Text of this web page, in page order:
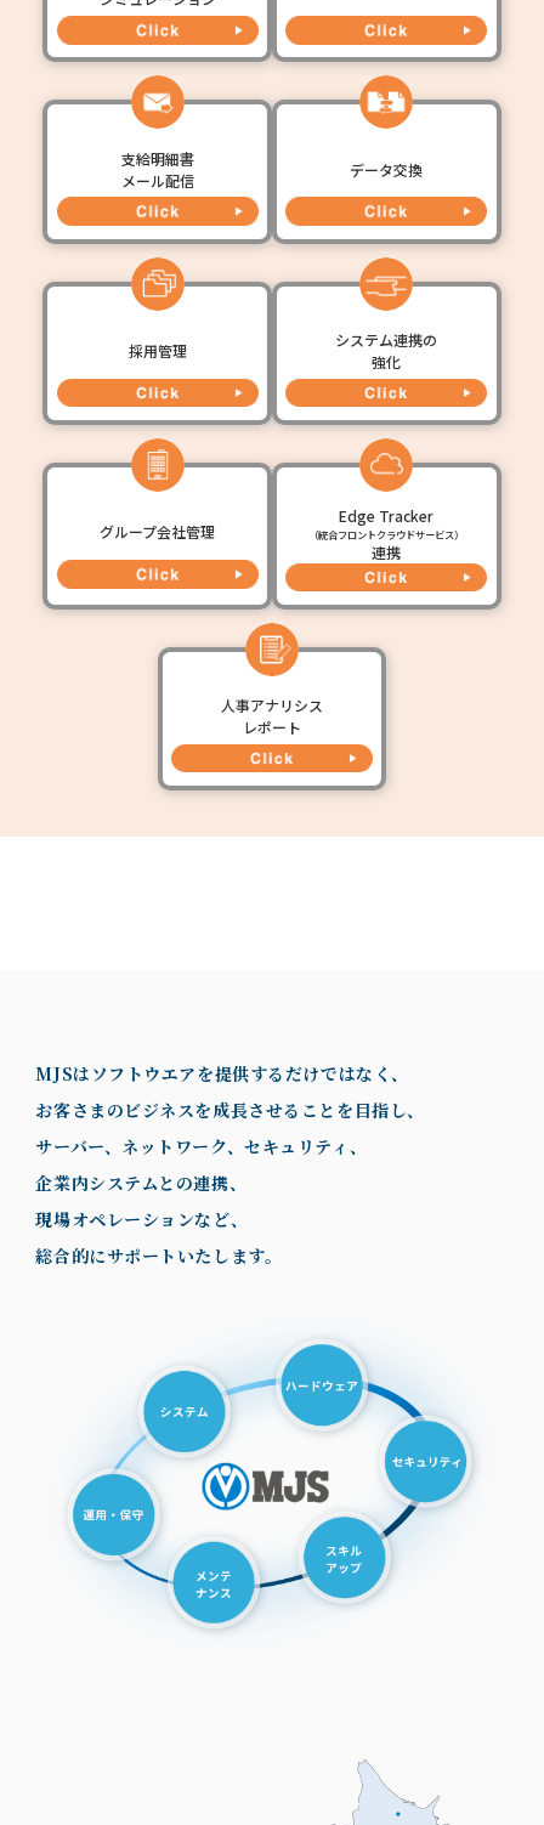
支給明細書
メール配信
データ交換
採用管理
システム連携の
強化
グループ会社管理
Edge Tracker
（統合フロントクラウドサービス）
連携
人事アナリシス
レポート
MJSはソフトウエアを提供するだけではなく、
お客さまのビジネスを成長させることを目指し、
サーバー、ネットワーク、セキュリティ、
企業内システムとの連携、
現場オペレーションなど、
総合的にサポートいたします。